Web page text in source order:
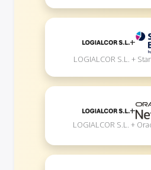
+
LOGIALCOR S.L. +
+
LOGIALCOR S.L. +